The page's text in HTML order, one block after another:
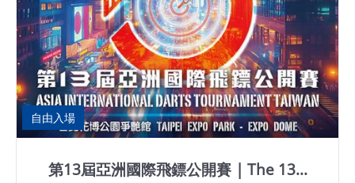
自由入場
第13屆亞洲國際飛鏢公開賽 | The 13...